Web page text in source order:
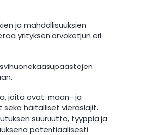
ja mahdollisuuksien
yrityksen arvoketjun eri
joita ovat: maan- ja
haitalliset vieraslajit.
suuruutta, tyyppiä ja
potentiaalisesti